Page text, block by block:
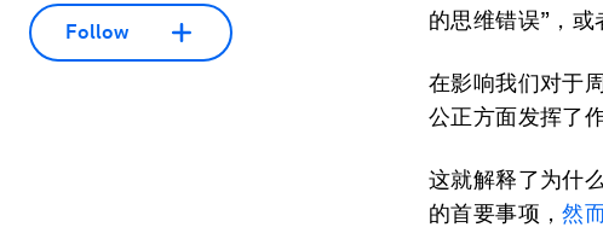
Follow
的思维错误”，或
在影响我们对于
公正方面发挥了作
这就解释了为什
的首要事项，然